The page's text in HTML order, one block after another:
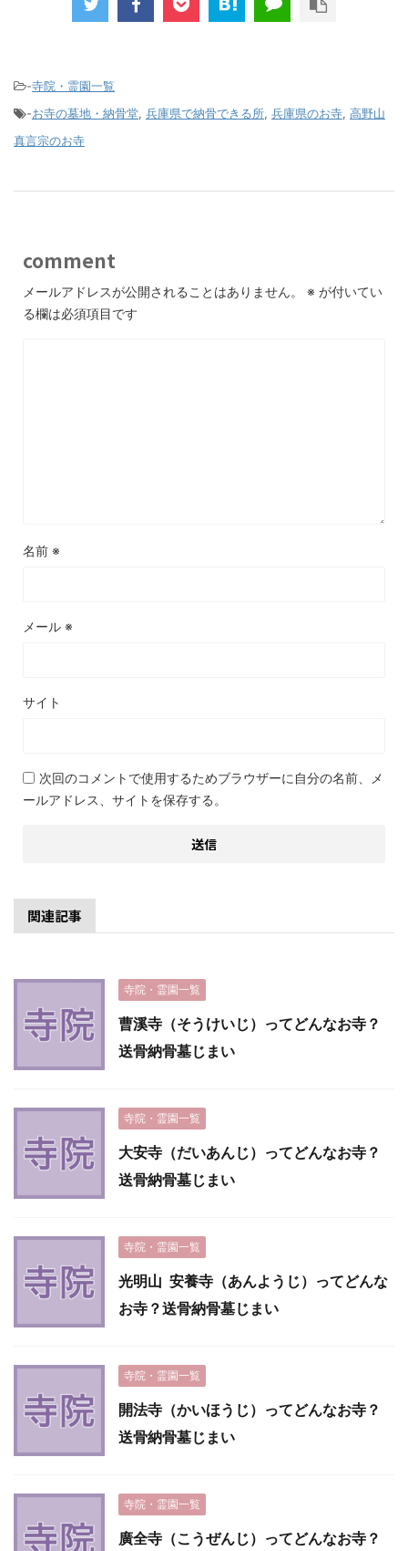
-寺院・霊園一覧
-お寺の墓地・納骨堂, 兵庫県で納骨できる所, 兵庫県のお寺, 高野山
真言宗のお寺
comment
メールアドレスが公開されることはありません。 ※ が付いてい
る欄は必須項目です
名前 ※
メール ※
サイト
次回のコメントで使用するためブラウザーに自分の名前、メ
ールアドレス、サイトを保存する。
関連記事
寺院・霊園一覧
曹溪寺（そうけいじ）ってどんなお寺？
送骨納骨墓じまい
寺院・霊園一覧
大安寺（だいあんじ）ってどんなお寺？
送骨納骨墓じまい
寺院・霊園一覧
光明山 安養寺（あんようじ）ってどんな
お寺？送骨納骨墓じまい
寺院・霊園一覧
開法寺（かいほうじ）ってどんなお寺？
送骨納骨墓じまい
寺院・霊園一覧
廣全寺（こうぜんじ）ってどんなお寺？